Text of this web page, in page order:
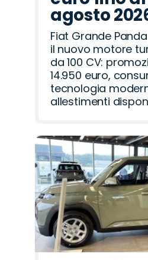
agosto
Fiat Grande
il nuovo motore
da 100 CV:
14.950 euro,
tecnologia
allestimenti